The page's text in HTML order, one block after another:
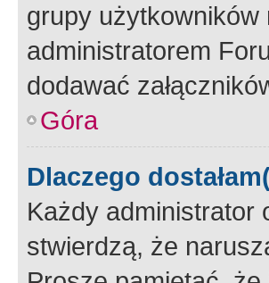
grupy użytkowników
administratorem
dodawać
Góra
Dlaczego
Każdy administrator
stwierdzą, że